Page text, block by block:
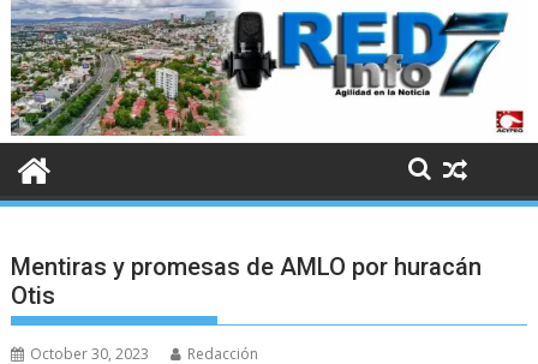
Mentiras y promesas de AMLO por huracán
Otis
October 30, 2023 Redacción